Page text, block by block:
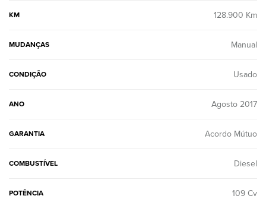
KM 128.900 Km
MUDANÇAS Manual
CONDIÇÃO Usado
ANO Agosto 2017
GARANTIA Acordo Mútuo
COMBUSTÍVEL Diesel
POTÊNCIA 109 Cv